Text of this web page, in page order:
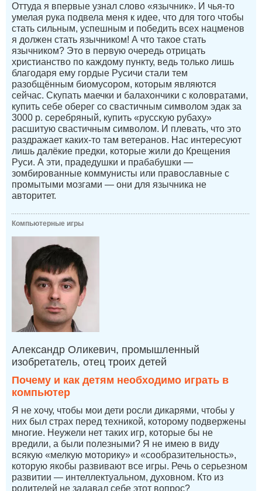
Оттуда я впервые узнал слово «язычник». И чья-то
умелая рука подвела меня к идее, что для того чтобы
стать сильным, успешным и победить всех нацменов
я должен стать язычником! А что такое стать
язычником? Это в первую очередь отрицать
христианство по каждому пункту, ведь только лишь
благодаря ему гордые Русичи стали тем
разобщённым биомусором, которым являются
сейчас. Скупать маечки и балахончики с коловратами,
купить себе оберег со свастичным символом эдак за
3000 р. серебряный, купить «русскую рубаху»
расшитую свастичным символом. И плевать, что это
раздражает каких-то там ветеранов. Нас интересуют
лишь далёкие предки, которые жили до Крещения
Руси. А эти, прадедушки и прабабушки —
зомбированные коммунисты или православные с
промытыми мозгами — они для язычника не
авторитет.
Компьютерные игры
Александр Оликевич, промышленный
изобретатель, отец троих детей
Почему и как детям необходимо играть в
компьютер
Я не хочу, чтобы мои дети росли дикарями, чтобы у
них был страх перед техникой, которому подвержены
многие. Неужели нет таких игр, которые бы не
вредили, а были полезными? Я не имею в виду
всякую «мелкую моторику» и «сообразительность»,
которую якобы развивают все игры. Речь о серьезном
развитии — интеллектуальном, духовном. Кто из
родителей не задавал себе этот вопрос?